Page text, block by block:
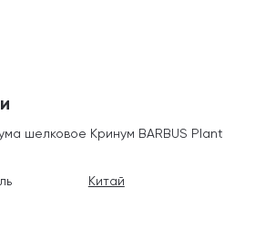
шелковое Кринум BARBUS Plant
Китай